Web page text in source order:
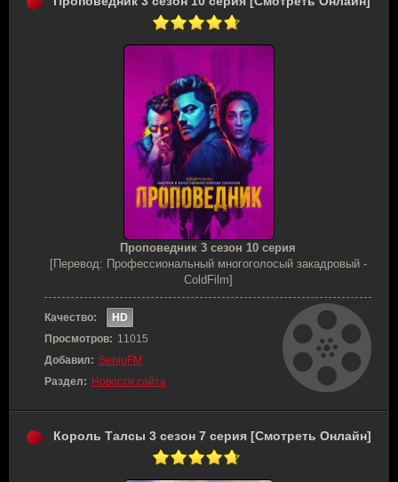
Проповедник 3 сезон 10 серия
[Перевод: Профессиональный многоголосый закадровый -
ColdFilm]
Качество:
HD
Просмотров: 11015
Добавил: SenjuFM
Раздел: Новости сайта
Король Талсы 3 сезон 7 серия [Смотреть Онлайн]